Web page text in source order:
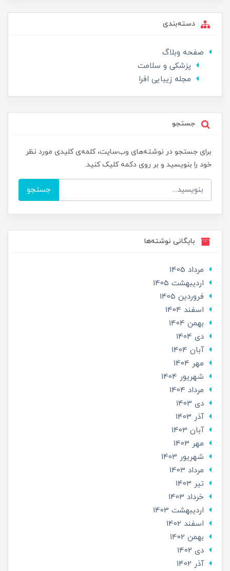
دسته‌بندی
صفحه وبلاگ
پزشکی و سلامت
مجله زیبایی افرا
جستجو
برای جستجو در نوشته‌های وب‌سایت، کلمه‌ی کلیدی مورد نظر
خود را بنویسید و بر روی دکمه کلیک کنید.
جستجو
بایگانی نوشته‌ها
مرداد 1405
ارديبهشت 1405
فروردین 1405
اسفند 1404
بهمن 1404
دی 1404
آبان 1404
مهر 1404
شهریور 1404
مرداد 1404
دی 1403
آذر 1403
آبان 1403
مهر 1403
شهریور 1403
مرداد 1403
تير 1403
خرداد 1403
ارديبهشت 1403
اسفند 1402
بهمن 1402
دی 1402
آذر 1402